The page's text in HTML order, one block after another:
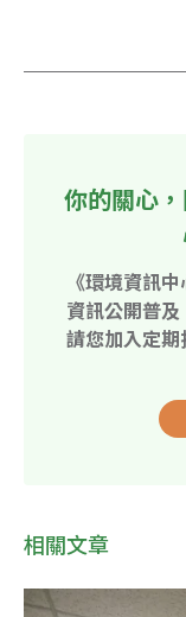
你的關心
《環境資訊
資訊公開普
請您加入定
相關文章